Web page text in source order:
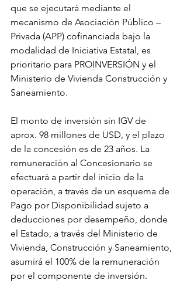
que se ejecutará mediante el
mecanismo de Asociación Público –
Privada (APP) cofinanciada bajo la
modalidad de Iniciativa Estatal, es
prioritario para PROINVERSIÓN y el
Ministerio de Vivienda Construcción y
Saneamiento.
El monto de inversión sin IGV de
aprox. 98 millones de USD, y el plazo
de la concesión es de 23 años. La
remuneración al Concesionario se
efectuará a partir del inicio de la
operación, a través de un esquema de
Pago por Disponibilidad sujeto a
deducciones por desempeño, donde
el Estado, a través del Ministerio de
Vivienda, Construcción y Saneamiento,
asumirá el 100% de la remuneración
por el componente de inversión.